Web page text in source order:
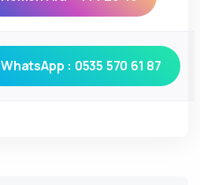
WhatsApp : 0535 570 61 87